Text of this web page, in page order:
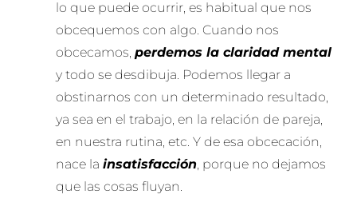
lo que puede ocurrir, es habitual que nos
obcequemos con algo. Cuando nos
obcecamos,perdemos la claridad mental
y todo se desdibuja. Podemos llegar a
obstinarnos con un determinado resultado,
ya sea en el trabajo, en la relación de pareja,
en nuestra rutina, etc. Y de esa obcecación,
nace lainsatisfacción, porque no dejamos
que las cosas fluyan.